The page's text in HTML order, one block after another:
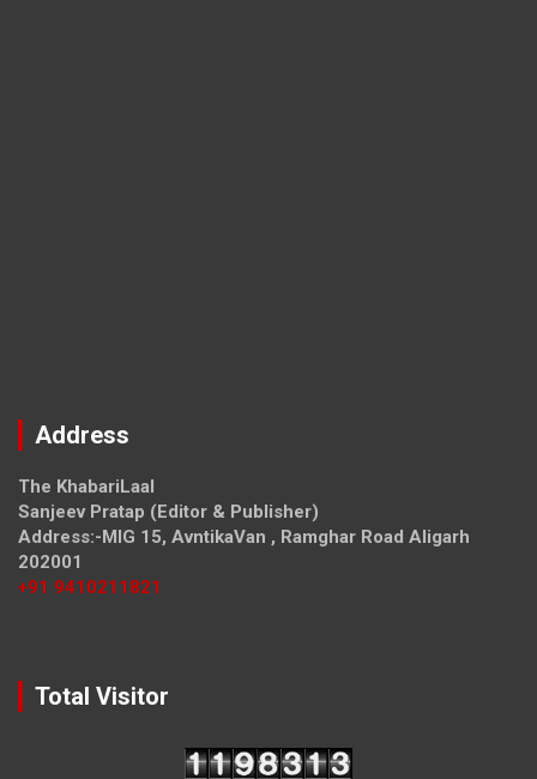
Address
The KhabariLaal
Sanjeev Pratap (Editor & Publisher)
Address:-MIG 15, AvntikaVan , Ramghar Road Aligarh
202001
+91 9410211821
Total Visitor